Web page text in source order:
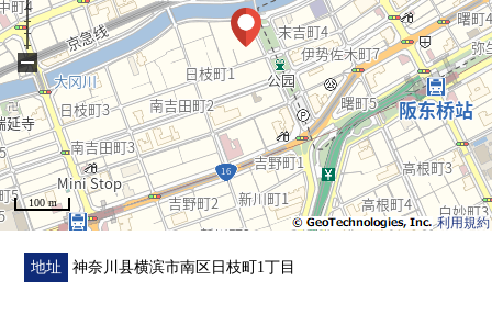
另外，买房时的各项费用，住宅贷款(月的偿还例)，
因为也接受资金计划的需讨论所以，
当有了兴趣的时候，在下方，
请比"咨询"或者"预约参观"更询问。
因为也受理在电话的需讨论所以，
[三井Rehouse菊名Center]0120-045-031
madeo轻松，并且请询问。
利用規約
100 m
−
地址 神奈川县横滨市南区日枝町1丁目